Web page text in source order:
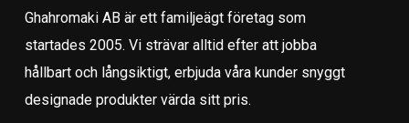
Ghahromaki AB är ett familjeägt företag som
startades 2005. Vi strävar alltid efter att jobba
hållbart och långsiktigt, erbjuda våra kunder snyggt
designade produkter värda sitt pris.